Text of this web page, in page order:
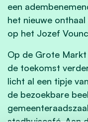
een
het nieuwe
op het Jozef
Op de Grote
de toekomst
licht al een tipje
de bezoekbare